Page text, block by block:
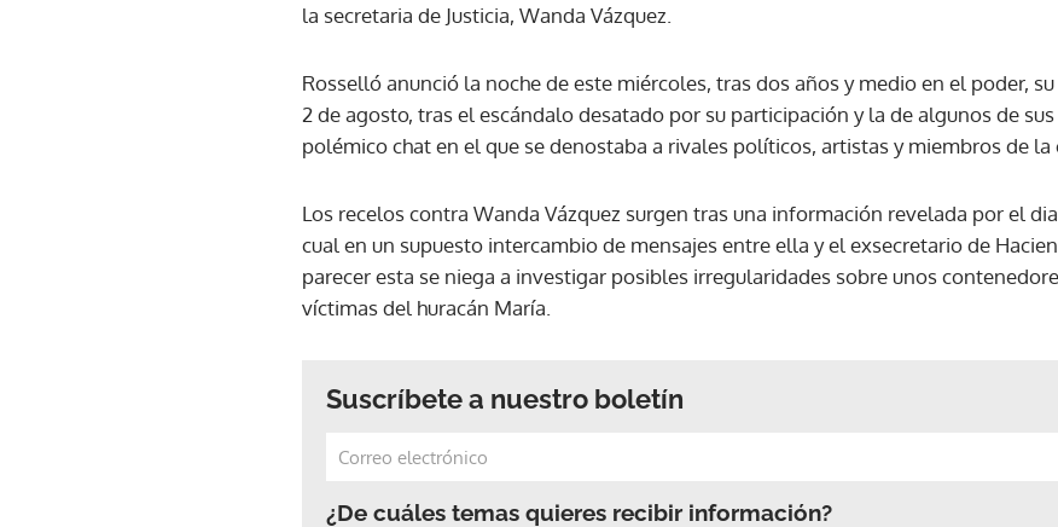
la secretaria de Justicia, Wanda Vázquez.
Rosselló anunció la noche de este miércoles, tras dos años y medio en el poder,
2 de agosto, tras el escándalo desatado por su participación y la de algunos de sus
polémico chat en el que se denostaba a rivales políticos, artistas y miembros de la
Los recelos contra Wanda Vázquez surgen tras una información revelada por el
cual en un supuesto intercambio de mensajes entre ella y el exsecretario de
parecer esta se niega a investigar posibles irregularidades sobre unos
víctimas del huracán María.
Suscríbete a nuestro boletín
¿De cuáles temas quieres recibir información?